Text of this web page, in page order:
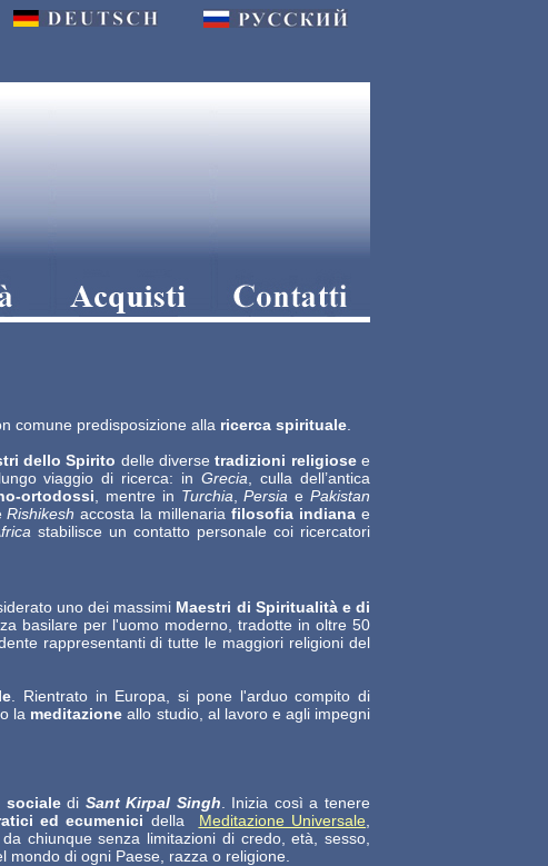
comune predisposizione alla ricerca spirituale
dello Spirito delle diversetradizioni religiosee
viaggio di ricerca: inGrecia , culla dell’antica
ortodossi , mentre in Turchia ,Persiae Pakistan
Rishikesh accosta la millenariafilosofia indiana e
stabilisce un contatto personale coi ricercatori
uno dei massimi Maestri di Spiritualità e di
basilare per l'uomo moderno, tradotte in oltre 50
rappresentanti di tutte le maggiori religioni del
. Rientrato in Europa, si pone l'arduo compito di
la meditazione allo studio, al lavoro e agli impegni
socialedi Sant Kirpal Singh . Inizia così a tenere
ed ecumenici della Meditazione Universale
chiunque senza limitazioni di credo, età, sesso,
di ogni Paese, razza o religione.